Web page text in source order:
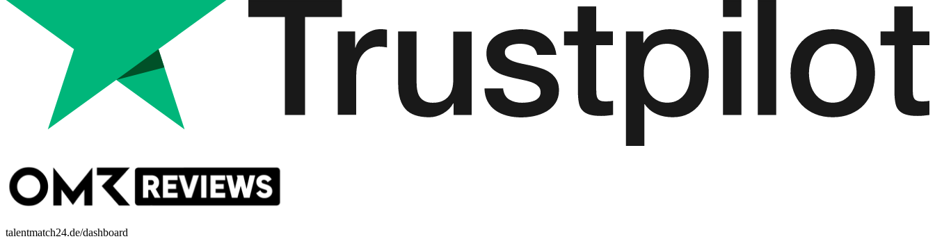
talentmatch24.de/dashboard